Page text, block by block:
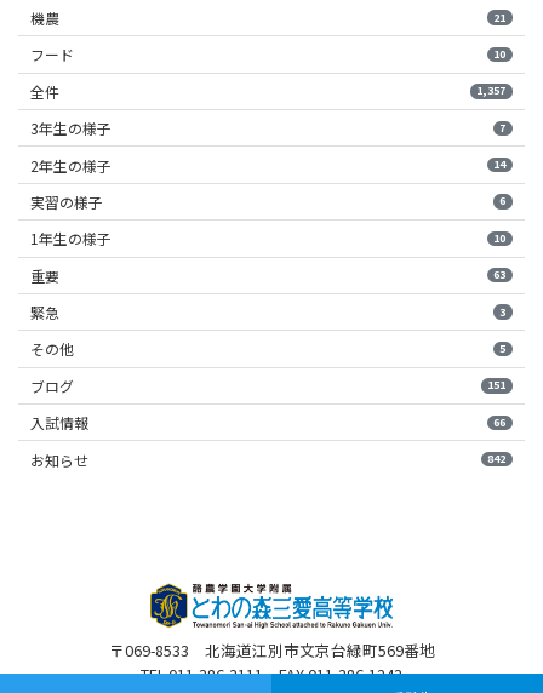
機農 21
フード 10
全件 1,357
3年生の様子 7
2年生の様子 14
実習の様子 6
1年生の様子 10
重要 63
緊急 3
その他 5
ブログ 151
入試情報 66
お知らせ 842
〒069-8533 北海道江別市文京台緑町569番地
TEL 011-386-3111 FAX 011-386-1243